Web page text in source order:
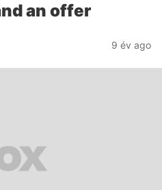
an offer
9 év ago